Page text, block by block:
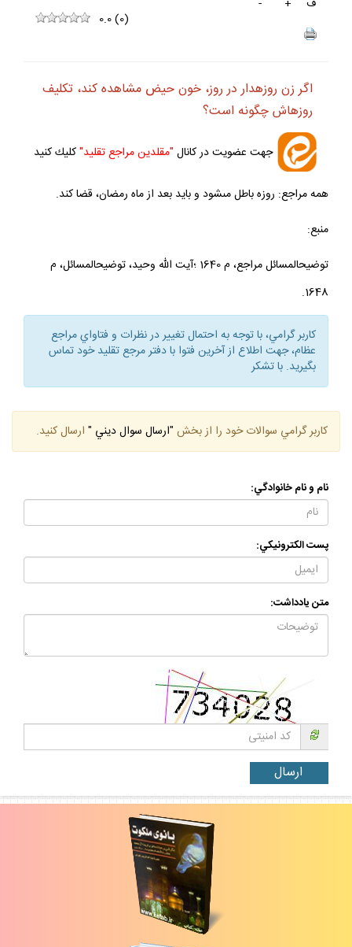
ف
+
-
0.0(0)
اگر زن روزه‏دار در روز، خون حيض مشاهده كند، تكليف
روزه‏اش چگونه است؟
جهت عضويت در كانال "مقلدين مراجع تقليد"كليك كنيد
همه مراجع: روزه باطل مى‏شود و بايد بعد از ماه رمضان، قضا كند.
منبع:
توضيح‏المسائل مراجع، م 1640 ؛آيت الله وحيد، توضيح‏المسائل، م
1648.
كاربر گرامي، با توجه به احتمال تغيير در نظرات و فتاواي مراجع
عظام، جهت اطلاع از آخرين فتوا با دفتر مرجع تقليد خود تماس
بگيريد. با تشكر
كاربر گرامي سوالات خود را از بخش "ارسال سوال ديني " ارسال كنيد.
نام و نام خانوادگي:
پست الكترونيكي:
متن يادداشت: